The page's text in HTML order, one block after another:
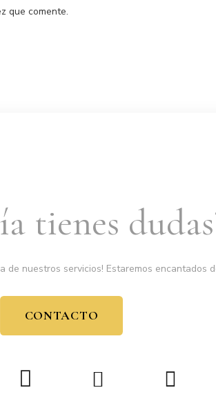
que comente.
tienes
de nuestros servicios! Estaremos encantados
CONTACTO